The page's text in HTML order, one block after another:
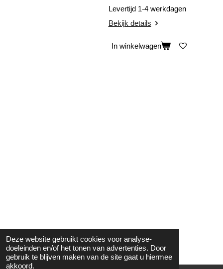
Deze website gebruikt cookies voor analyse-
doeleinden en/of het tonen van advertenties. Door
gebruik te blijven maken van de site gaat u hiermee
akkoord.
Levertijd 1-4 werkdagen
Bekijk details
In winkelwagen